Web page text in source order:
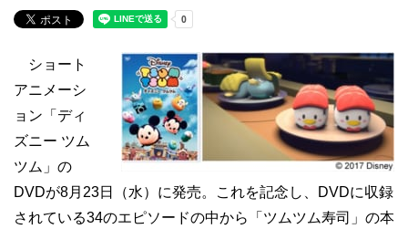
ショート
アニメーシ
ョン「ディ
ズニー ツム
ツム」の
DVDが8月23日（水）に発売。これを記念し、DVDに収録
されている34のエピソードの中から「ツムツム寿司」の本